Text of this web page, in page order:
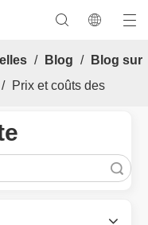
/ Blog /
Blog sur
/ Prix ​​et coûts des